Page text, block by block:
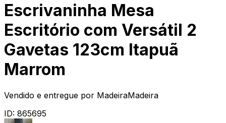
Escrivaninha Mesa
Escritório com Versátil 2
Gavetas 123cm Itapuã
Marrom
Vendido e entregue por MadeiraMadeira
ID: 865695